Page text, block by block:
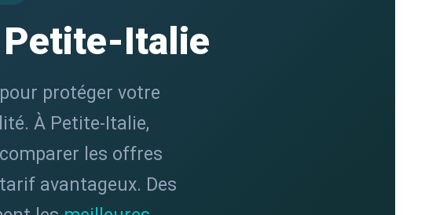
Petite-Italie
protéger votre
À Petite-Italie,
les offres
avantageux. Des